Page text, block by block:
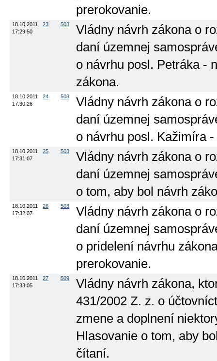
prerokovanie.
18.10.2011
17:29:50
23 503
Vládny návrh zákona o
daní územnej
o návrhu posl. Petráka -
zákona.
18.10.2011
17:30:26
24 503
Vládny návrh zákona o
daní územnej
o návrhu posl. Kažimíra
18.10.2011
17:31:07
25 503
Vládny návrh zákona o
daní územnej
o tom, aby bol návrh
18.10.2011
17:32:07
26 503
Vládny návrh zákona o
daní územnej
o pridelení návrhu
prerokovanie.
18.10.2011
17:33:05
27 509
Vládny návrh zákona,
431/2002 Z. z. o
zmene a doplnení
Hlasovanie o tom, aby
čítaní.